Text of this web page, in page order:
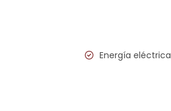
Energía eléctrica